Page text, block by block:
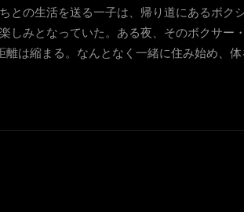
との生活を送る一子は、帰り道にあるボク
みとなっていた。ある夜、そのボクサー
は縮まる。なんとなく一緒に住み始め、